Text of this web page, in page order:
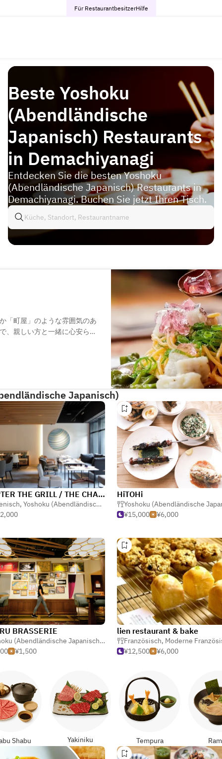
Für RestaurantbesitzerHilfe
Beste Yoshoku
(Abendländische
Japanisch) Restaurants
in Demachiyanagi
Entdecken Sie die besten Yoshoku
(Abendländische Japanisch) Restaurants in
Demachiyanagi. Buchen Sie jetzt Ihren Tisch.
「町屋」のような雰囲気のあ
、親しい方と一緒に心安らぐ
Japanisch)
,Bistro
CHAPTER THE GRILL / THE CHAPTER KYOTO, a TRIBUTE PORTFOLIO HOTEL
, Yoshoku (Abendländische Japanisch) ,Pasta
HiTOHi
Yoshoku (Abendländische
¥15,000
¥6,000
BRASSERIE
Yoshoku (Abendländische Japanisch)
, Pasta,Dessert
¥1,500
lien restaurant & bake
Französisch, Moderne
¥12,500
¥6,000
Shabu Yakiniku Tempura